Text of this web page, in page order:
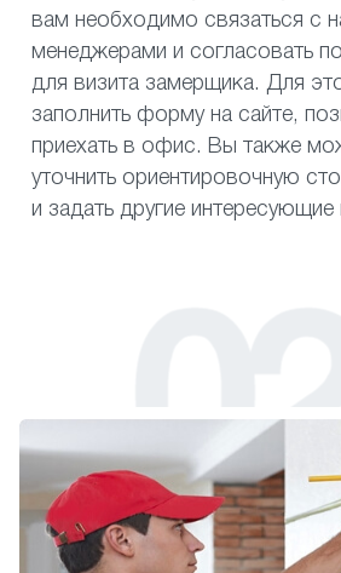
вам необходимо связаться с
менеджерами и согласовать
для визита замерщика. Для
заполнить форму на сайте,
приехать в офис. Вы также
уточнить ориентировочную
и задать другие